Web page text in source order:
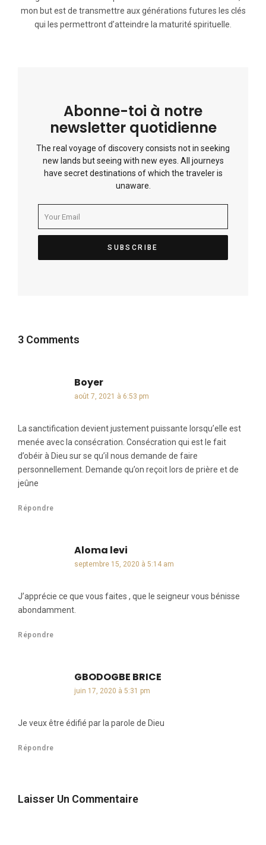
mon but est de transmettre aux générations futures les clés
qui les permettront d’atteindre la maturité spirituelle.
Abonne-toi à notre
newsletter quotidienne
The real voyage of discovery consists not in seeking
new lands but seeing with new eyes. All journeys
have secret destinations of which the traveler is
unaware.
3 Comments
Boyerdit :
août 7, 2021 à 6:53 pm
La sanctification devient justement puissante lorsqu’elle est
menée avec la consécration. Consécration qui est le fait
d’obéir à Dieu sur se qu’il nous demande de faire
personnellement. Demande qu’on reçoit lors de prière et de
jeûne
Répondre
Aloma levi
septembre 15, 2020 à 5:14 am
J’apprécie ce que vous faites , que le seigneur vous bénisse
abondamment.
Répondre
GBODOGBE BRICE
juin 17, 2020 à 5:31 pm
Je veux être édifié par la parole de Dieu
Répondre
Laisser Un Commentaire